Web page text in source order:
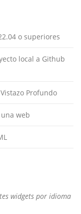
o superiores
local a Github
Profundo
web
widgets por idioma